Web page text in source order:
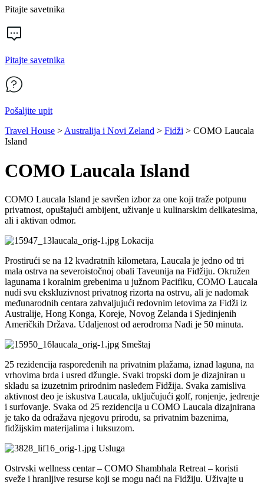
Pitajte savetnika
Pitajte savetnika
Pošaljite upit
Travel House >Australija i Novi Zeland > Fidži > COMO Laucala
Island
COMO Laucala Island
COMO Laucala Island je savršen izbor za one koji traže potpunu
privatnost, opuštajući ambijent, uživanje u kulinarskim delikatesima,
ali i aktivan odmor.
Lokacija
Prostirući se na 12 kvadratnih kilometara, Laucala je jedno od tri
mala ostrva na severoistočnoj obali Taveunija na Fidžiju. Okružen
lagunama i koralnim grebenima u južnom Pacifiku, COMO Laucala
nudi svu ekskluzivnost privatnog rizorta na ostrvu, ali je nadomak
međunarodnih centara zahvaljujući redovnim letovima za Fidži iz
Australije, Hong Konga, Koreje, Novog Zelanda i Sjedinjenih
Američkih Država. Udaljenost od aerodroma Nadi je 50 minuta.
Smeštaj
25 rezidencija raspoređenih na privatnim plažama, iznad laguna, na
vrhovima brda i usred džungle. Svaki tropski dom je dizajniran u
skladu sa izuzetnim prirodnim nasleđem Fidžija. Svaka zamisliva
aktivnost deo je iskustva Laucala, uključujući golf, ronjenje, jedrenje
i surfovanje. Svaka od 25 rezidencija u COMO Laucala dizajnirana
je tako da odražava njegovu prirodu, sa privatnim bazenima,
fidžijskim materijalima i luksuzom.
Usluga
Ostrvski wellness centar – COMO Shambhala Retreat – koristi
sveže i hranljive resurse koji se mogu naći na Fidžiju. Uživajte u